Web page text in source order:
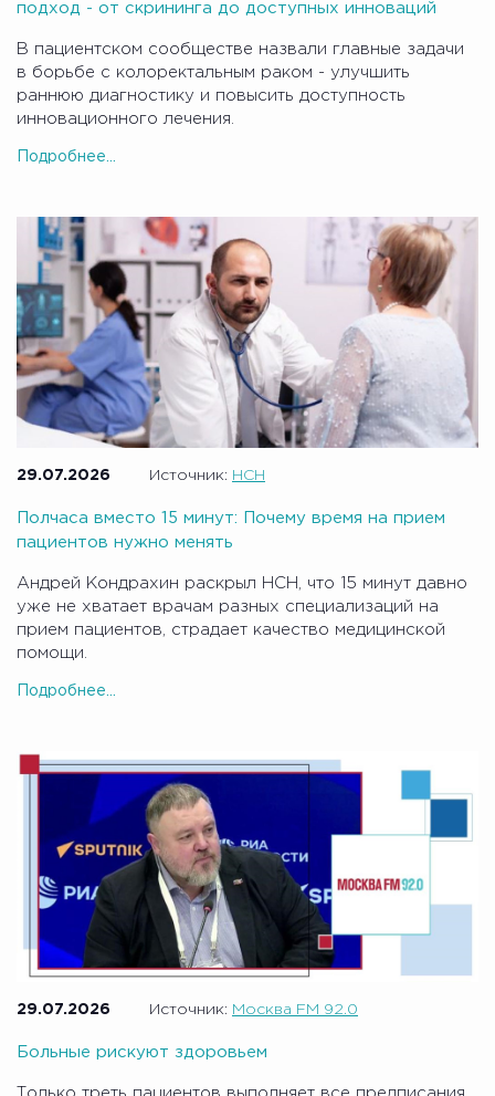
подход - от скрининга до доступных инноваций
В пациентском сообществе назвали главные задачи
в борьбе с колоректальным раком - улучшить
раннюю диагностику и повысить доступность
инновационного лечения.
Подробнее...
29.07.2026 Источник: НСН
Полчаса вместо 15 минут: Почему время на прием
пациентов нужно менять
Андрей Кондрахин раскрыл НСН, что 15 минут давно
уже не хватает врачам разных специализаций на
прием пациентов, страдает качество медицинской
помощи.
Подробнее...
29.07.2026 Источник: Москва FM 92.0
Больные рискуют здоровьем